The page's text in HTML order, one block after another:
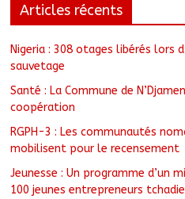
Articles récents
Nigeria : 308 otages libérés lors
sauvetage
Santé : La Commune de
coopération
RGPH-3 : Les communautés
mobilisent pour le recensement
Jeunesse : Un programme d’un
100 jeunes entrepreneurs